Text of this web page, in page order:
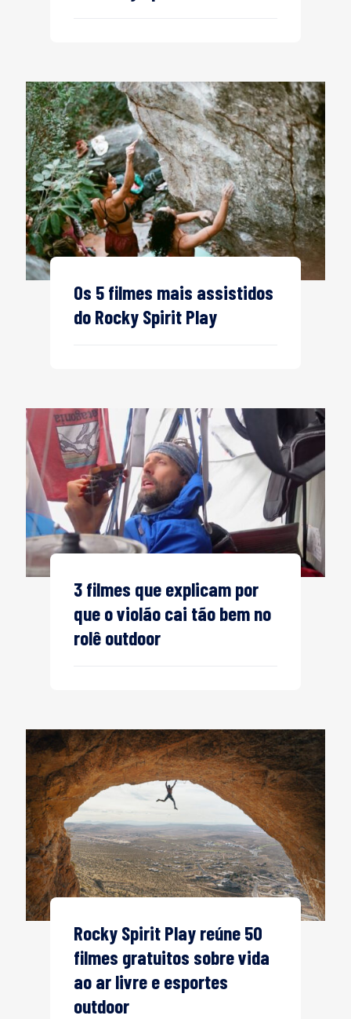
Os 5 filmes mais assistidos
do Rocky Spirit Play
3 filmes que explicam por
que o violão cai tão bem no
rolê outdoor
Rocky Spirit Play reúne 50
filmes gratuitos sobre vida
ao ar livre e esportes
outdoor